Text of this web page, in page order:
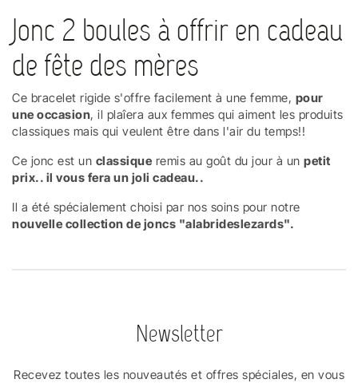
Jonc 2 boules à offrir en cadeau
de fête des mères
Ce bracelet rigide s'offre facilement à une femme, pour
une occasion, il plaîera aux femmes qui aiment les produits
classiques mais qui veulent être dans l'air du temps!!
Ce jonc est un classique remis au goût du jour à un petit
prix.. il vous fera un joli cadeau..
Il a été spécialement choisi par nos soins pour notre
nouvelle collection de joncs "alabrideslezards".
Newsletter
Recevez toutes les nouveautés et offres spéciales, en vous